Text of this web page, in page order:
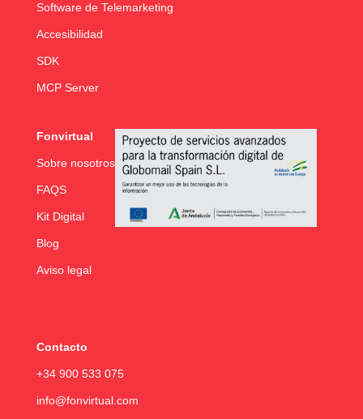
Software de Telemarketing
Accesibilidad
SDK
MCP Server
Fonvirtual
Sobre nosotros
FAQS
Kit Digital
Blog
Aviso legal
Contacto
+34 900 533 075
info@fonvirtual.com